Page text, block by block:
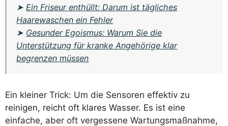
➤ Ein Friseur enthüllt: Darum ist tägliches
Haarewaschen ein Fehler
➤ Gesunder Egoismus: Warum Sie die
Unterstützung für kranke Angehörige klar
begrenzen müssen
Ein kleiner Trick: Um die Sensoren effektiv zu
reinigen, reicht oft klares Wasser. Es ist eine
einfache, aber oft vergessene Wartungsmaßnahme,